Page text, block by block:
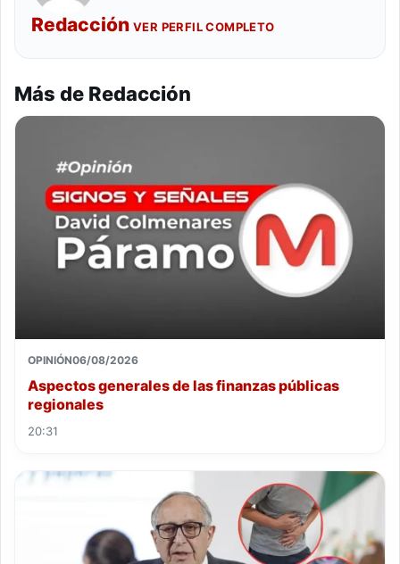
Redacción VER PERFIL COMPLETO
Más de Redacción
OPINIÓN06/08/2026
Aspectos generales de las finanzas públicas
regionales
20:31